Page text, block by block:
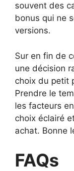
souvent des
bonus qui ne
versions.
Sur en fin de
une décision
choix du petit
Prendre le
les facteurs
choix éclairé
achat. Bonne
FAQs